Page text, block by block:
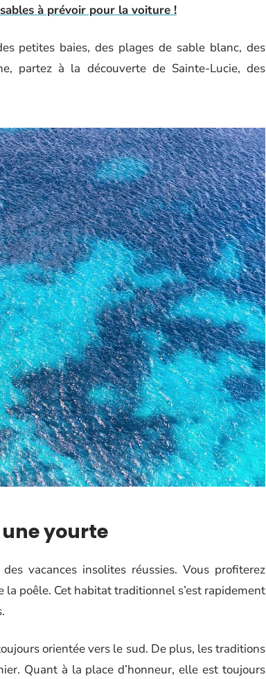
à prévoir pour la voiture !
petites baies, des plages de sable blanc, des
partez à la découverte de Sainte-Lucie, des
yourte
vacances insolites réussies. Vous profiterez
la poêle. Cet habitat traditionnel s’est rapidement
orientée vers le sud. De plus, les traditions
Quant à la place d’honneur, elle est toujours